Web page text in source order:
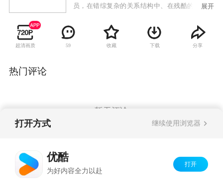
员，在错综复杂的关系结构中、在残酷的革命环
定、果敢坚强的中共战士。
展开
超清画质 59 收藏 下载 分享
热门评论
暂无评论
打开方式 继续使用浏览器
优酷
为好内容全力以赴
打开